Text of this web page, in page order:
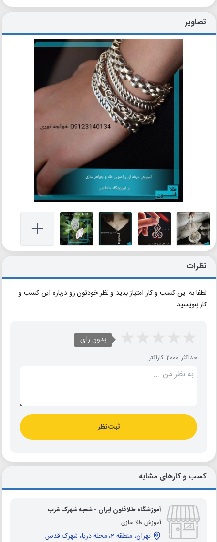
تصاویر
نظرات
لطفا به این کسب و کار امتیاز بدید و نظر خودتون رو درباره این کسب و
کار بنویسید
بدون رای
حداکثر 2000 کاراکتر
ثبت نظر
کسب و کارهای مشابه
آموزشگاه طلافنون ایران - شعبه شهرک غرب
آموزش طلا سازی
تهران، منطقه 2، محله دریا، شهرک قدس